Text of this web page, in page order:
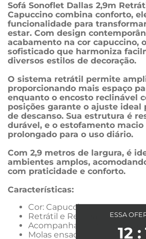
Sofá Sonoflet Dallas 2,9m
Capuccino combina conforto,
funcionalidade para
estar. Com design
acabamento na cor capuccino,
sofisticado que harmoniza
diversos estilos de decoração.
O sistema retrátil permite
proporcionando mais espaço
enquanto o encosto reclinável
posições garante o ajuste ideal
de descanso. Sua estrutura é
durável, e o estofamento
prolongado para o uso diário.
Com 2,9 metros de largura, é
ambientes amplos,
com praticidade e conforto.
Características:
Cor: Capuccino
Retrátil e Reclinável
Acompanha 2 almofadas
Molas ensacadas
ESSA
12